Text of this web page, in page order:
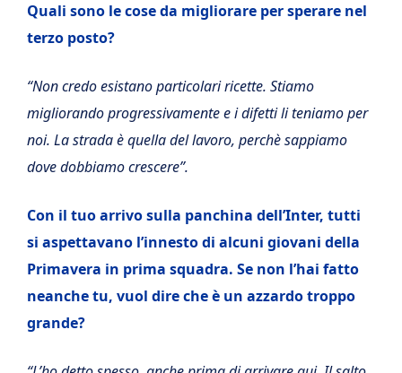
Quali sono le cose da migliorare per sperare nel
terzo posto?
“Non credo esistano particolari ricette. Stiamo
migliorando progressivamente e i difetti li teniamo per
noi. La strada è quella del lavoro, perchè sappiamo
dove dobbiamo crescere”.
Con il tuo arrivo sulla panchina dell’Inter, tutti
si aspettavano l’innesto di alcuni giovani della
Primavera in prima squadra. Se non l’hai fatto
neanche tu, vuol dire che è un azzardo troppo
grande?